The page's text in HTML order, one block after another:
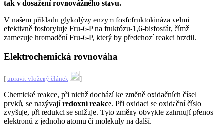
tak v dosažení rovnovážného stavu.
V našem příkladu glykolýzy enzym fosfofruktokináza velmi
efektivně fosforyluje Fru-6-P na fruktózu-1,6-bisfosfát, čímž
zamezuje hromadění Fru-6-P, který by předchozí reakci brzdil.
Elektrochemická rovnováha
[ upravit vložený článek ]
Chemické reakce, při nichž dochází ke změně oxidačních čísel
prvků, se nazývajíredoxní reakce. Při oxidaci se oxidační číslo
zvyšuje, při redukci se snižuje. Tyto změny obvykle zahrnují přenos
elektronů z jednoho atomu či molekuly na další.